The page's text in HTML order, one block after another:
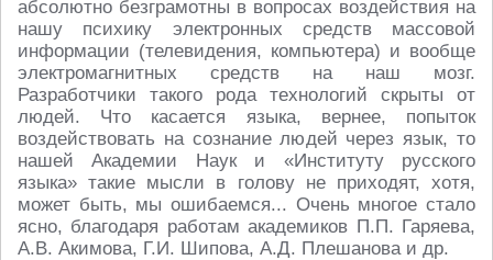
абсолютно безграмотны в вопросах воздействия на
нашу психику электронных средств массовой
информации (телевидения, компьютера) и вообще
электромагнитных средств на наш мозг.
Разработчики такого рода технологий скрыты от
людей. Что касается языка, вернее, попыток
воздействовать на сознание людей через язык, то
нашей Академии Наук и «Институту русского
языка» такие мысли в голову не приходят, хотя,
может быть, мы ошибаемся... Очень многое стало
ясно, благодаря работам академиков П.П. Гаряева,
А.В. Акимова, Г.И. Шипова, А.Д. Плешанова и др.